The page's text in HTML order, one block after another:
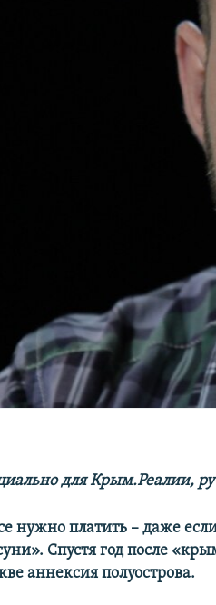
для Крым.Реалии,
нужно платить – даже
Спустя год после
аннексия полуострова.